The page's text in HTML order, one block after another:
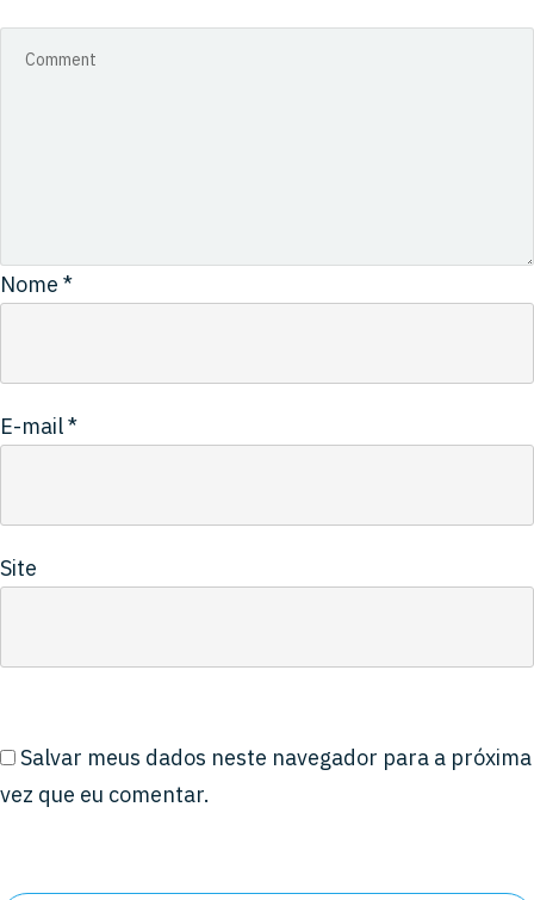
Nome *
E-mail*
Site
Salvar meus dados neste navegador para a próxima
vez que eu comentar.